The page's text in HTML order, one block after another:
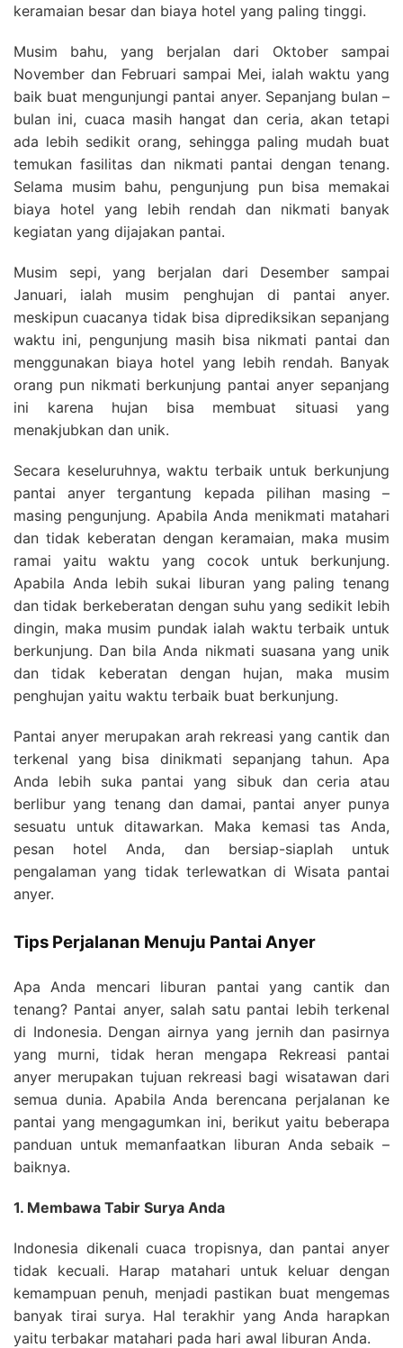
keramaian besar dan biaya hotel yang paling tinggi.
Musim bahu, yang berjalan dari Oktober sampai
November dan Februari sampai Mei, ialah waktu yang
baik buat mengunjungi pantai anyer. Sepanjang bulan –
bulan ini, cuaca masih hangat dan ceria, akan tetapi
ada lebih sedikit orang, sehingga paling mudah buat
temukan fasilitas dan nikmati pantai dengan tenang.
Selama musim bahu, pengunjung pun bisa memakai
biaya hotel yang lebih rendah dan nikmati banyak
kegiatan yang dijajakan pantai.
Musim sepi, yang berjalan dari Desember sampai
Januari, ialah musim penghujan di pantai anyer.
meskipun cuacanya tidak bisa diprediksikan sepanjang
waktu ini, pengunjung masih bisa nikmati pantai dan
menggunakan biaya hotel yang lebih rendah. Banyak
orang pun nikmati berkunjung pantai anyer sepanjang
ini karena hujan bisa membuat situasi yang
menakjubkan dan unik.
Secara keseluruhnya, waktu terbaik untuk berkunjung
pantai anyer tergantung kepada pilihan masing –
masing pengunjung. Apabila Anda menikmati matahari
dan tidak keberatan dengan keramaian, maka musim
ramai yaitu waktu yang cocok untuk berkunjung.
Apabila Anda lebih sukai liburan yang paling tenang
dan tidak berkeberatan dengan suhu yang sedikit lebih
dingin, maka musim pundak ialah waktu terbaik untuk
berkunjung. Dan bila Anda nikmati suasana yang unik
dan tidak keberatan dengan hujan, maka musim
penghujan yaitu waktu terbaik buat berkunjung.
Pantai anyer merupakan arah rekreasi yang cantik dan
terkenal yang bisa dinikmati sepanjang tahun. Apa
Anda lebih suka pantai yang sibuk dan ceria atau
berlibur yang tenang dan damai, pantai anyer punya
sesuatu untuk ditawarkan. Maka kemasi tas Anda,
pesan hotel Anda, dan bersiap-siaplah untuk
pengalaman yang tidak terlewatkan di Wisata pantai
anyer.
Tips Perjalanan Menuju Pantai Anyer
Apa Anda mencari liburan pantai yang cantik dan
tenang? Pantai anyer, salah satu pantai lebih terkenal
di Indonesia. Dengan airnya yang jernih dan pasirnya
yang murni, tidak heran mengapa Rekreasi pantai
anyer merupakan tujuan rekreasi bagi wisatawan dari
semua dunia. Apabila Anda berencana perjalanan ke
pantai yang mengagumkan ini, berikut yaitu beberapa
panduan untuk memanfaatkan liburan Anda sebaik –
baiknya.
1. Membawa Tabir Surya Anda
Indonesia dikenali cuaca tropisnya, dan pantai anyer
tidak kecuali. Harap matahari untuk keluar dengan
kemampuan penuh, menjadi pastikan buat mengemas
banyak tirai surya. Hal terakhir yang Anda harapkan
yaitu terbakar matahari pada hari awal liburan Anda.